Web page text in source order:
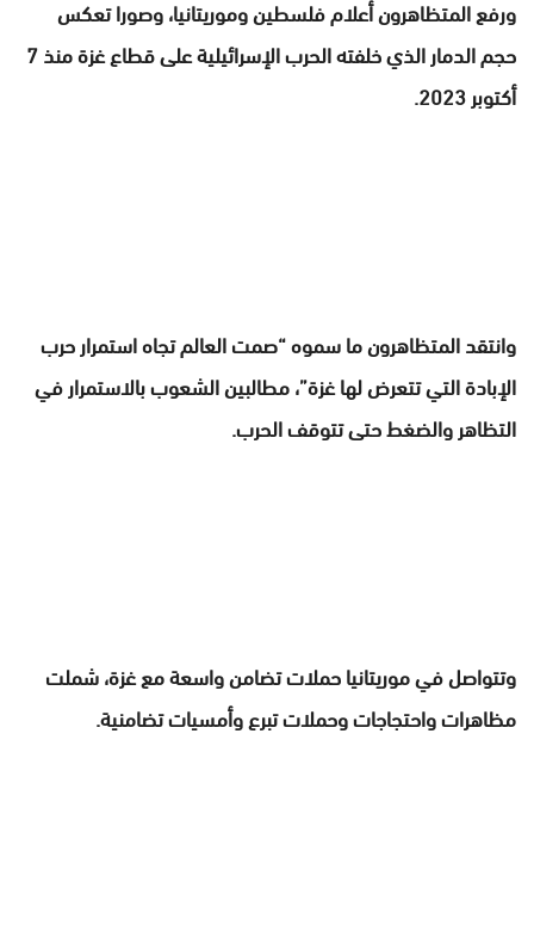
ورفع المتظاهرون أعلام فلسطين وموريتانيا، وصورا تعكس
حجم الدمار الذي خلفته الحرب الإسرائيلية على قطاع غزة منذ 7
أكتوبر 2023.
وانتقد المتظاهرون ما سموه “صمت العالم تجاه استمرار حرب
الإبادة التي تتعرض لها غزة”، مطالبين الشعوب بالاستمرار في
التظاهر والضغط حتى تتوقف الحرب.
وتتواصل في موريتانيا حملات تضامن واسعة مع غزة، شملت
مظاهرات واحتجاجات وحملات تبرع وأمسيات تضامنية.